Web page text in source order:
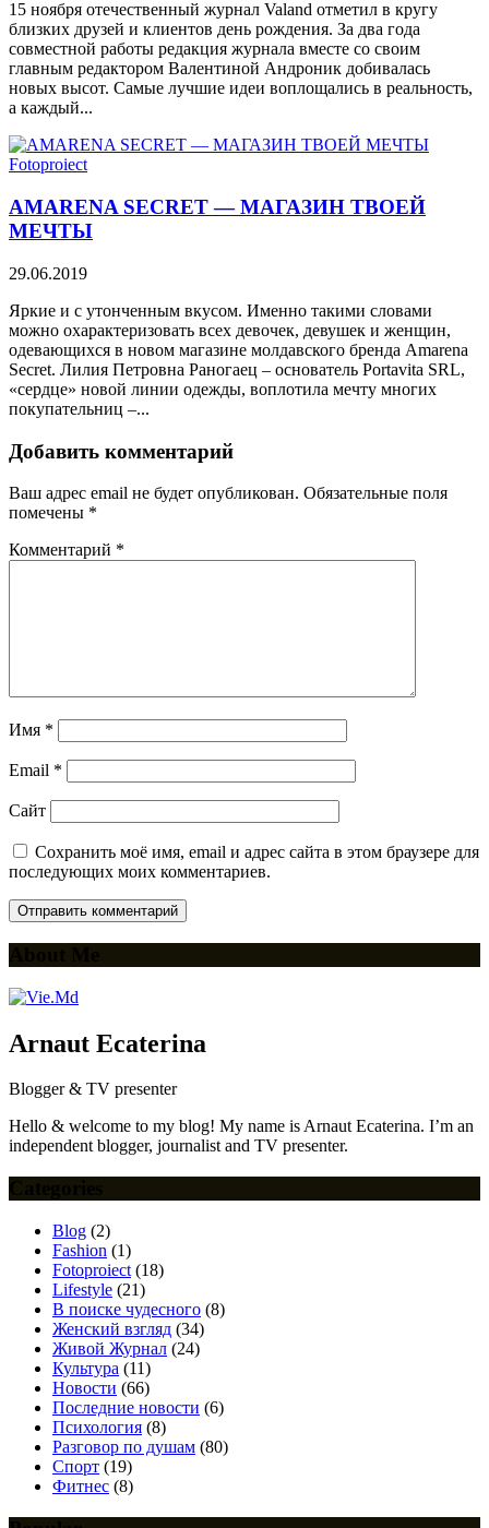
15 ноября отечественный журнал Valand отметил в кругу
близких друзей и клиентов день рождения. За два года
совместной работы редакция журнала вместе со своим
главным редактором Валентиной Андроник добивалась
новых высот. Самые лучшие идеи воплощались в реальность,
а каждый...
Fotoproiect
AMARENA SECRET — МАГАЗИН ТВОЕЙ
МЕЧТЫ
29.06.2019
Яркие и с утонченным вкусом. Именно такими словами
можно охарактеризовать всех девочек, девушек и женщин,
одевающихся в новом магазине молдавского бренда Amarena
Secret. Лилия Петровна Рaногаец – основатель Portavita SRL,
«сердце» новой линии одежды, воплотила мечту многих
покупательниц –...
Добавить комментарий
Ваш адрес email не будет опубликован. Обязательные поля
помечены *
Комментарий *
Имя *
Email *
Сайт
Сохранить моё имя, email и адрес сайта в этом браузере для
последующих моих комментариев.
Arnaut Ecaterina
Blogger & TV presenter
Hello & welcome to my blog! My name is Arnaut Ecaterina. I’m an
independent blogger, journalist and TV presenter.
Blog (2)
Fashion (1)
Fotoproiect (18)
Lifestyle (21)
В поиске чудесного (8)
Женский взгляд (34)
Живой Журнал (24)
Культура (11)
Новости (66)
Последние новости (6)
Психология (8)
Разговор по душам (80)
Спорт (19)
Фитнес (8)